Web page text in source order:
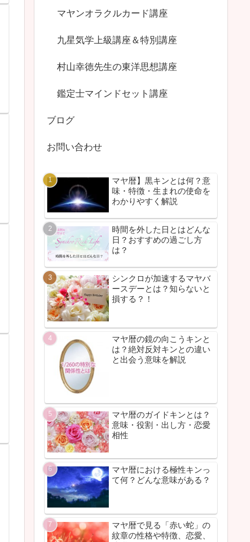
マヤンオラクルカード講座
九星気学上級講座＆特別講座
村山幸徳先生の東洋思想講座
鑑定士マインドセット講座
ブログ
お問い合わせ
マヤ暦】黒キンとは何？意
味・特徴・生まれの使命を
わかりやすく解説
時間を外した日とはどんな
日？おすすめの過ごし方
は？
シンクロが加速するマヤバ
ースデーとは？知らないと
損する？！
マヤ暦の鏡の向こうキンと
は？絶対反対キンとの違い
と出会う意味を解説
マヤ暦のガイドキンとは？
意味・役割・出し方・恋愛
相性
マヤ暦における極性キンっ
て何？どんな意味がある？
マヤ暦で見る「赤い蛇」の
紋章の性格や特徴、恋愛、